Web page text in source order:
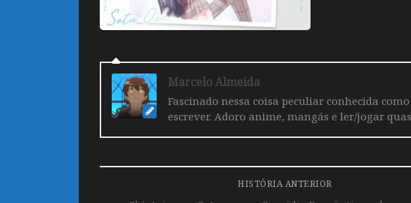
Marcelo Almeida
Fascinado nessa coisa peculiar conhecida
escrever. Adoro anime, mangás e ler/jogar
HISTÓRIA ANTERIOR